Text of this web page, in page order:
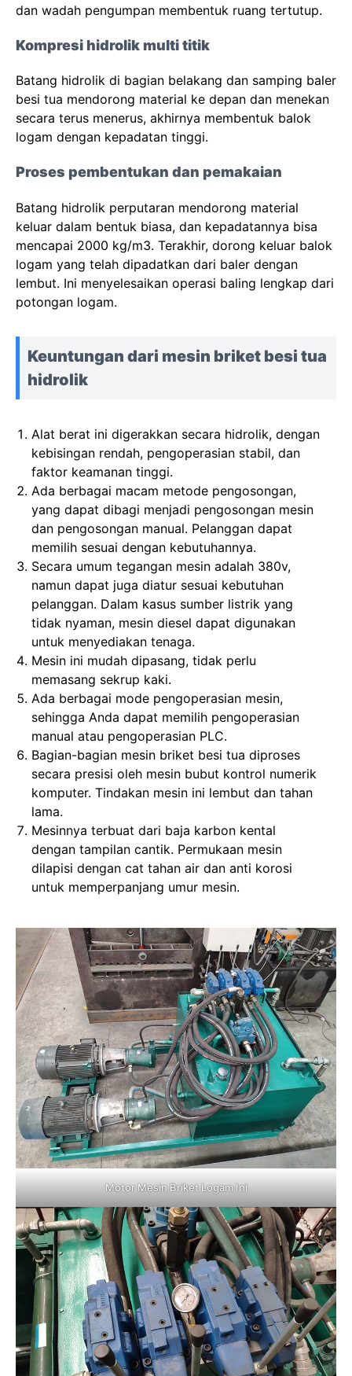
dan wadah pengumpan membentuk ruang tertutup.
Kompresi hidrolik multi titik
Batang hidrolik di bagian belakang dan samping baler
besi tua mendorong material ke depan dan menekan
secara terus menerus, akhirnya membentuk balok
logam dengan kepadatan tinggi.
Proses pembentukan dan pemakaian
Batang hidrolik perputaran mendorong material
keluar dalam bentuk biasa, dan kepadatannya bisa
mencapai 2000 kg/m3. Terakhir, dorong keluar balok
logam yang telah dipadatkan dari baler dengan
lembut. Ini menyelesaikan operasi baling lengkap dari
potongan logam.
Keuntungan dari mesin briket besi tua
hidrolik
Alat berat ini digerakkan secara hidrolik, dengan
kebisingan rendah, pengoperasian stabil, dan
faktor keamanan tinggi.
Ada berbagai macam metode pengosongan,
yang dapat dibagi menjadi pengosongan mesin
dan pengosongan manual. Pelanggan dapat
memilih sesuai dengan kebutuhannya.
Secara umum tegangan mesin adalah 380v,
namun dapat juga diatur sesuai kebutuhan
pelanggan. Dalam kasus sumber listrik yang
tidak nyaman, mesin diesel dapat digunakan
untuk menyediakan tenaga.
Mesin ini mudah dipasang, tidak perlu
memasang sekrup kaki.
Ada berbagai mode pengoperasian mesin,
sehingga Anda dapat memilih pengoperasian
manual atau pengoperasian PLC.
Bagian-bagian mesin briket besi tua diproses
secara presisi oleh mesin bubut kontrol numerik
komputer. Tindakan mesin ini lembut dan tahan
lama.
Mesinnya terbuat dari baja karbon kental
dengan tampilan cantik. Permukaan mesin
dilapisi dengan cat tahan air dan anti korosi
untuk memperpanjang umur mesin.
Motor Mesin Briket Logam Ini